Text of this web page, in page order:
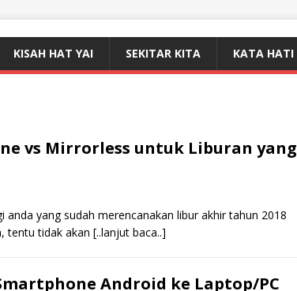
KISAH HAT YAI SEKITAR KITA KATA HATI
vs Mirrorless untuk Liburan yang
yang sudah merencanakan libur akhir tahun 2018
tentu tidak akan [..lanjut baca..]
Android ke Laptop/PC